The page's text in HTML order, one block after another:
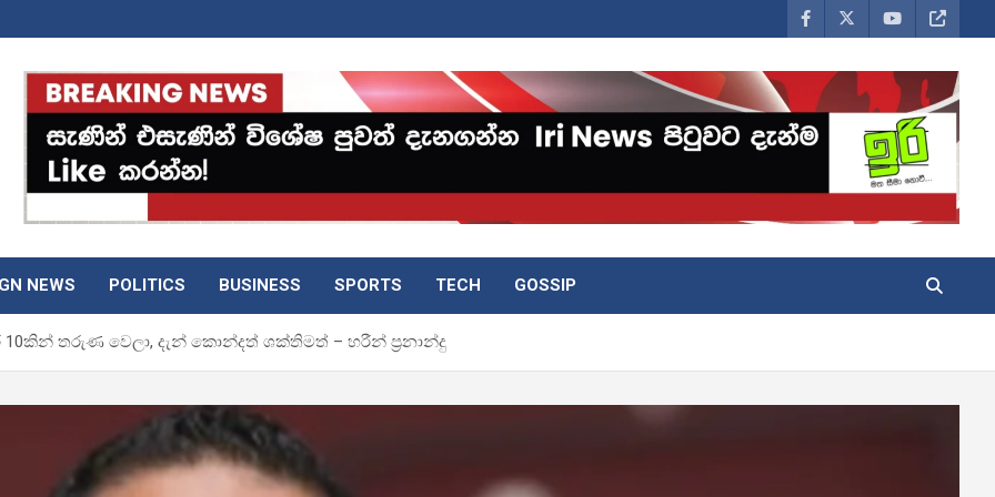
NEWS POLITICS BUSINESS SPORTS TECH GOSSIP
10කින් තරුණ වෙලා, දැන් කොන්දත් ශක්තිමත් – හරීන් ප්‍රනාන්දු